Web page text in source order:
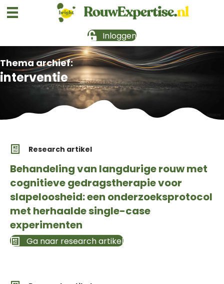
Inloggen
Thema archief:
interventie
Research artikel
Behandeling van langdurige rouw met
cognitieve gedragstherapie voor
slapeloosheid: een onderzoeksprotocol
met herhaalde single-case
experimenten
Ga naar research artikel